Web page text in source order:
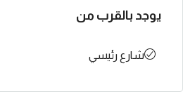
يوجد بالقرب من
شارع رئيسي